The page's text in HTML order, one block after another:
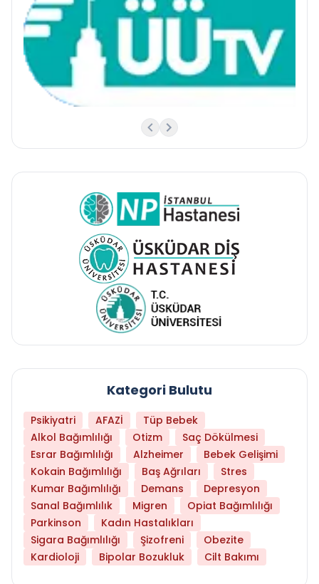
Kategori Bulutu
Psikiyatri AFAZİ
Tüp Bebek
Alkol Bağımlılığı
Otizm
Saç Dökülmesi
Esrar Bağımlılığı
Alzheimer
Bebek Gelişimi
Kokain Bağımlılığı
Baş Ağrıları
Stres
Kumar Bağımlılığı
Demans
Depresyon
Sanal Bağımlılık
Migren
Opiat Bağımlılığı
Parkinson
Kadın Hastalıkları
Sigara Bağımlılığı
Şizofreni
Obezite
Kardioloji
Bipolar Bozukluk Cilt Bakımı